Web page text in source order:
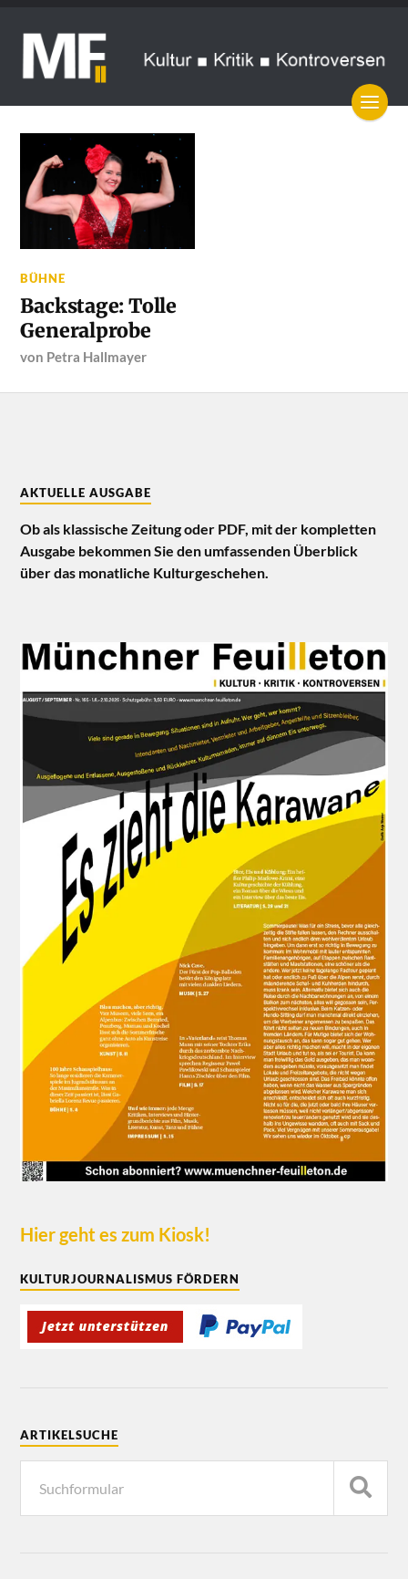
BÜHNE
Backstage: Tolle
Generalprobe
von Petra Hallmayer
AKTUELLE AUSGABE
Ob als klassische Zeitung oder PDF, mit der kompletten
Ausgabe bekommen Sie den umfassenden Überblick
über das monatliche Kulturgeschehen.
Hier geht es zum Kiosk!
KULTURJOURNALISMUS FÖRDERN
ARTIKELSUCHE